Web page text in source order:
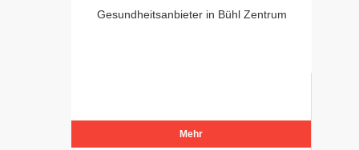
Gesundheitsanbieter in Bühl Zentrum
Mehr